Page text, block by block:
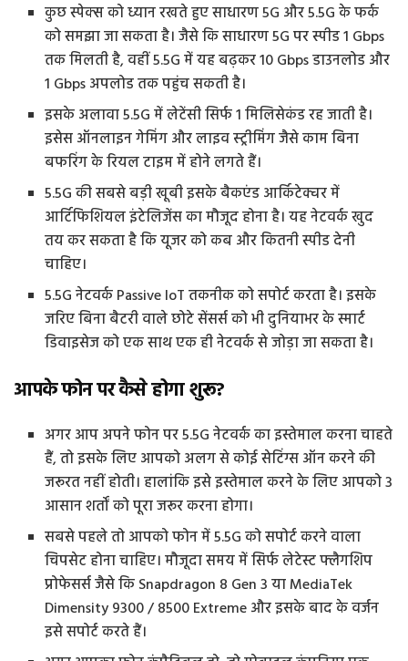
कुछ स्पेक्स को ध्यान रखते हुए साधारण 5G और 5.5G के फर्क
को समझा जा सकता है। जैसे कि साधारण 5G पर स्पीड 1 Gbps
तक मिलती है, वहीं 5.5G में यह बढ़कर 10 Gbps डाउनलोड और
1 Gbps अपलोड तक पहुंच सकती है।
इसके अलावा 5.5G में लेटेंसी सिर्फ 1 मिलिसेकंड रह जाती है।
इसेस ऑनलाइन गेमिंग और लाइव स्ट्रीमिंग जैसे काम बिना
बफरिंग के रियल टाइम में होने लगते हैं।
5.5G की सबसे बड़ी खूबी इसके बैकएंड आर्किटेक्चर में
आर्टिफिशियल इंटेलिजेंस का मौजूद होना है। यह नेटवर्क खुद
तय कर सकता है कि यूजर को कब और कितनी स्पीड देनी
चाहिए।
5.5G नेटवर्क Passive IoT तकनीक को सपोर्ट करता है। इसके
जरिए बिना बैटरी वाले छोटे सेंसर्स को भी दुनियाभर के स्मार्ट
डिवाइसेज को एक साथ एक ही नेटवर्क से जोड़ा जा सकता है।
आपके फोन पर कैसे होगा शुरू?
अगर आप अपने फोन पर 5.5G नेटवर्क का इस्तेमाल करना चाहते
हैं, तो इसके लिए आपको अलग से कोई सेटिंग्स ऑन करने की
जरूरत नहीं होती। हालांकि इसे इस्तेमाल करने के लिए आपको 3
आसान शर्तों को पूरा जरूर करना होगा।
सबसे पहले तो आपको फोन में 5.5G को सपोर्ट करने वाला
चिपसेट होना चाहिए। मौजूदा समय में सिर्फ लेटेस्ट फ्लैगशिप
प्रोफेसर्स जैसे कि Snapdragon 8 Gen 3 या MediaTek
Dimensity 9300 / 8500 Extreme और इसके बाद के वर्जन
इसे सपोर्ट करते हैं।